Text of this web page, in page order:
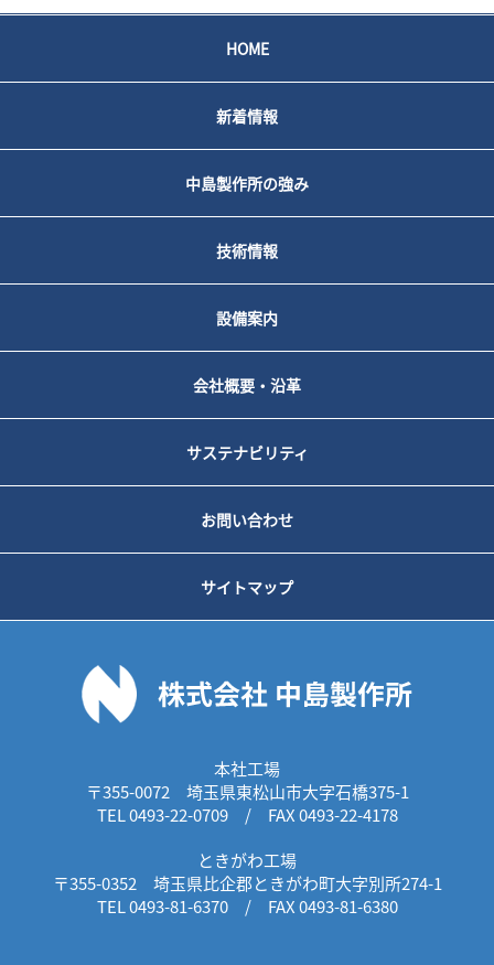
HOME
新着情報
中島製作所の強み
技術情報
設備案内
会社概要・沿革
サステナビリティ
お問い合わせ
サイトマップ
本社工場
〒355-0072 埼玉県東松山市大字石橋375-1
TEL 0493-22-0709 / FAX 0493-22-4178
ときがわ工場
〒355-0352 埼玉県比企郡ときがわ町大字別所274-1
TEL 0493-81-6370 / FAX 0493-81-6380